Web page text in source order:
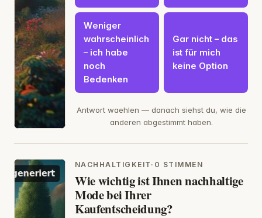
Weniger
wahrscheinlich
– ich habe
noch
Bedenken
Gar nicht – das
ist für mich
keine Option
Antwort waehlen — danach siehst du, wie die
anderen abgestimmt haben.
NACHHALTIGKEIT · 0 STIMMEN
Wie wichtig ist Ihnen nachhaltige
Mode bei Ihrer
Kaufentscheidung?